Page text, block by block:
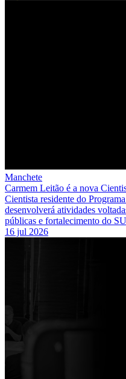
Manchete
Carmem Leitão é a nova
Cientista residente do
desenvolverá atividades
públicas e fortalecimento do
16 jul 2026